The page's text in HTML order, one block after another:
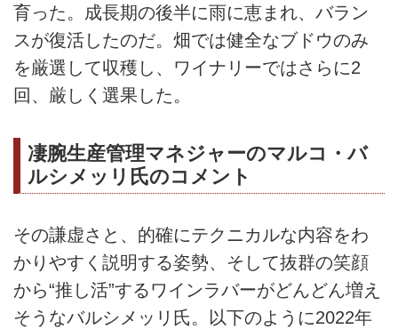
育った。成長期の後半に雨に恵まれ、バラン
スが復活したのだ。畑では健全なブドウのみ
を厳選して収穫し、ワイナリーではさらに2
回、厳しく選果した。
凄腕生産管理マネジャーのマルコ・バ
ルシメッリ氏のコメント
その謙虚さと、的確にテクニカルな内容をわ
かりやすく説明する姿勢、そして抜群の笑顔
から“推し活”するワインラバーがどんどん増え
そうなバルシメッリ氏。以下のように2022年